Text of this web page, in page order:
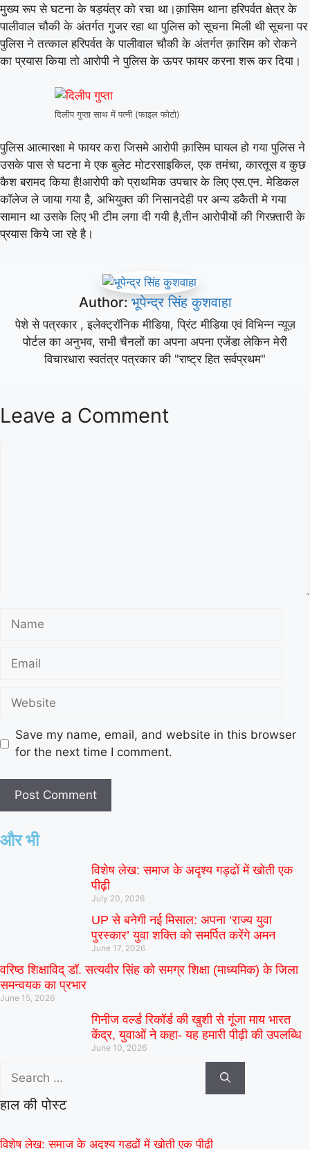
मुख्य रूप से घटना के षड़यंत्र को रचा था।क़ासिम थाना हरिपर्वत क्षेत्र के
पालीवाल चौकी के अंतर्गत गुजर रहा था पुलिस को सूचना मिली थी सूचना पर
पुलिस ने तत्काल हरिपर्वत के पालीवाल चौकी के अंतर्गत क़ासिम को रोकने
का प्रयास किया तो आरोपी ने पुलिस के ऊपर फायर करना शरू कर दिया।
दिलीप गुप्ता साथ में पत्नी (फाइल फोटो)
पुलिस आत्मारक्षा मे फायर करा जिसमे आरोपी क़ासिम घायल हो गया पुलिस ने
उसके पास से घटना मे एक बुलेट मोटरसाइकिल, एक तमंचा, कारतूस व कुछ
कैश बरामद किया है!आरोपी को प्राथमिक उपचार के लिए एस.एन. मेडिकल
कॉलेज ले जाया गया है, अभियुक्त की निसानदेही पर अन्य डकैती मे गया
सामान था उसके लिए भी टीम लगा दी गयी है,तीन आरोपीयों की गिरफ़्तारी के
प्रयास किये जा रहे है।
Author: भूपेन्द्र सिंह कुशवाहा
पेशे से पत्रकार , इलेक्ट्रॉनिक मीडिया, प्रिंट मीडिया एवं विभिन्न न्यूज़
पोर्टल का अनुभव, सभी चैनलों का अपना अपना एजेंडा लेकिन मेरी
विचारधारा स्वतंत्र पत्रकार की "राष्ट्र हित सर्वप्रथम"
Leave a Comment
Save my name, email, and website in this browser
for the next time I comment.
और भी
विशेष लेख: समाज के अदृश्य गड्ढों में खोती एक
पीढ़ी
July 20, 2026
UP से बनेगी नई मिसाल: अपना ‘राज्य युवा
पुरस्कार’ युवा शक्ति को समर्पित करेंगे अमन
June 17, 2026
वरिष्ठ शिक्षाविद् डॉ. सत्यवीर सिंह को समग्र शिक्षा (माध्यमिक) के जिला
समन्वयक का प्रभार
June 15, 2026
गिनीज वर्ल्ड रिकॉर्ड की खुशी से गूंजा माय भारत
केंद्र, युवाओं ने कहा- यह हमारी पीढ़ी की उपलब्धि
June 10, 2026
हाल की पोस्ट
विशेष लेख: समाज के अदृश्य गड्ढों में खोती एक पीढ़ी